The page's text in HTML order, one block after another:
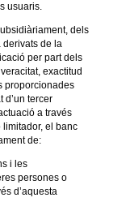
usuaris.
dels
de la
per part dels
exactitud
proporcionades
d’un tercer
a través
limitador, el banc
de:
i les
persones o
d’aquesta